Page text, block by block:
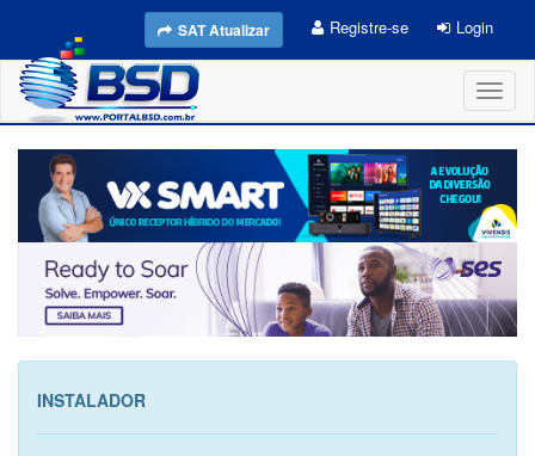
SAT Atualizar Registre-se Login
INSTALADOR